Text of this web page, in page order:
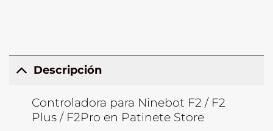
Descripción
Controladora para Ninebot F2 / F2
Plus / F2Pro en Patinete Store